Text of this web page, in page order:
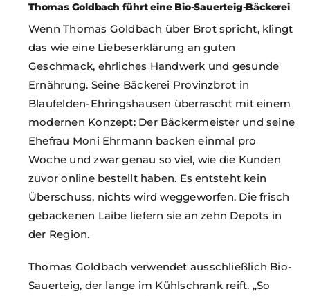
Thomas Goldbach führt eine Bio-Sauerteig-Bäckerei
Wenn Thomas Goldbach über Brot spricht, klingt
das wie eine Liebeserklärung an guten
Geschmack, ehrliches Handwerk und gesunde
Ernährung. Seine Bäckerei Provinzbrot in
Blaufelden-Ehringshausen überrascht mit einem
modernen Konzept: Der Bäckermeister und seine
Ehefrau Moni Ehrmann backen einmal pro
Woche und zwar genau so viel, wie die Kunden
zuvor online bestellt haben. Es entsteht kein
Überschuss, nichts wird weggeworfen. Die frisch
gebackenen Laibe liefern sie an zehn Depots in
der Region.
Thomas Goldbach verwendet ausschließlich Bio-
Sauerteig, der lange im Kühlschrank reift. „So